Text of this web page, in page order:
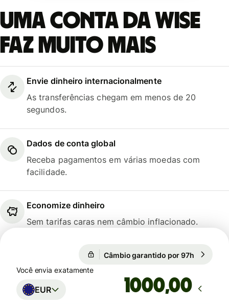
Uma conta da Wise
faz muito mais
Envie dinheiro internacionalmente
As transferências chegam em menos de 20
segundos.
Dados de conta global
Receba pagamentos em várias moedas com
facilidade.
Economize dinheiro
Sem tarifas caras nem câmbio inflacionado.
Câmbio garantido por 97h
Você envia exatamente
EUR ,00